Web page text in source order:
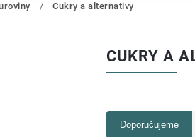
/ Cukry a alternativy
CUKRY A
Doporučujeme